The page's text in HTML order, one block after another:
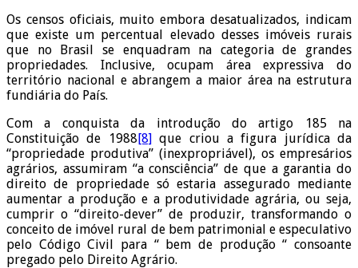
Os censos oficiais, muito embora desatualizados, indicam
que existe um percentual elevado desses imóveis rurais
que no Brasil se enquadram na categoria de grandes
propriedades. Inclusive, ocupam área expressiva do
território nacional e abrangem a maior área na estrutura
fundiária do País.
Com a conquista da introdução do artigo 185 na
Constituição de 1988[8]que criou a figura jurídica da
“propriedade produtiva” (inexpropriável), os empresários
agrários, assumiram “a consciência” de que a garantia do
direito de propriedade só estaria assegurado mediante
aumentar a produção e a produtividade agrária, ou seja,
cumprir o “direito-dever” de produzir, transformando o
conceito de imóvel rural de bem patrimonial e especulativo
pelo Código Civil para “ bem de produção “ consoante
pregado pelo Direito Agrário.